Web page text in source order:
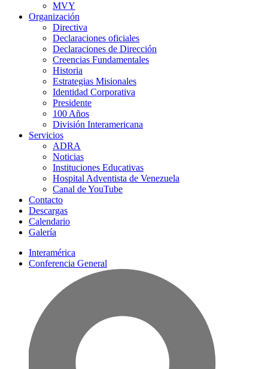
MVY
Organización
Directiva
Declaraciones oficiales
Declaraciones de Dirección
Creencias Fundamentales
Historia
Estrategias Misionales
Identidad Corporativa
Presidente
100 Años
División Interamericana
Servicios
ADRA
Noticias
Instituciones Educativas
Hospital Adventista de Venezuela
Canal de YouTube
Contacto
Descargas
Calendario
Galería
Interamérica
Conferencia General